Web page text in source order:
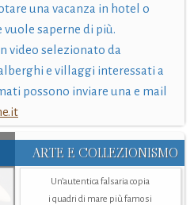
una vacanza in hotel o
saperne di più.
video selezionato da
e villaggi interessati a
possono inviare una e mail
ARTE E COLLEZIONISMO
Un’autentica falsaria copia
i quadri di mare più famosi